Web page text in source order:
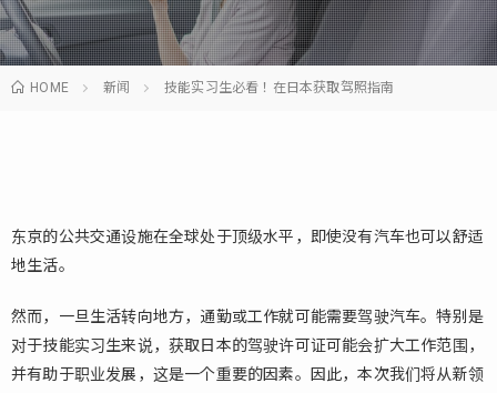
HOME 新闻 技能实习生必看！在日本获取驾照指南
东京的公共交通设施在全球处于顶级水平，即使没有汽车也可以舒适
地生活。
然而，一旦生活转向地方，通勤或工作就可能需要驾驶汽车。特别是
对于技能实习生来说，获取日本的驾驶许可证可能会扩大工作范围，
并有助于职业发展，这是一个重要的因素。因此，本次我们将从新领